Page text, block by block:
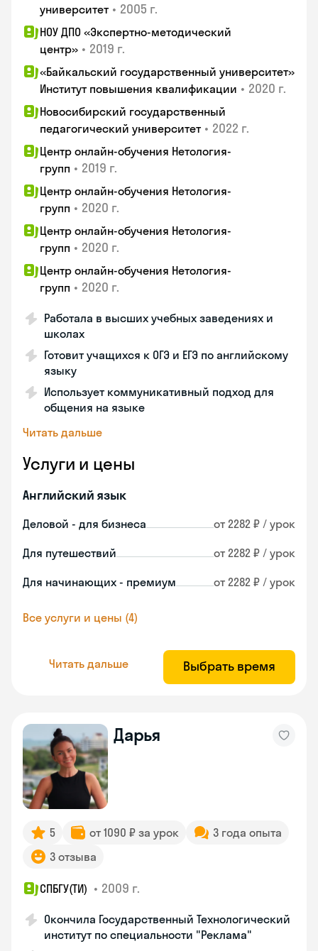
университет • 2005 г.
НОУ ДПО «Экспертно-методический
центр» • 2019 г.
«Байкальский государственный университет»
Институт повышения квалификации • 2020 г.
Новосибирский государственный
педагогический университет • 2022 г.
Центр онлайн-обучения Нетология-
групп • 2019 г.
Центр онлайн-обучения Нетология-
групп • 2020 г.
Центр онлайн-обучения Нетология-
групп • 2020 г.
Центр онлайн-обучения Нетология-
групп • 2020 г.
Работала в высших учебных заведениях и
школах
Готовит учащихся к ОГЭ и ЕГЭ по английскому
языку
Использует коммуникативный подход для
общения на языке
Читать дальше
Услуги и цены
Английский язык
Деловой - для бизнеса от 2282 ₽ / урок
Для путешествий от 2282 ₽ / урок
Для начинающих - премиум от 2282 ₽ / урок
Все услуги и цены (4)
Читать дальше Выбрать время
Дарья
5 от 1090 ₽ за урок
3 года опыта
3 отзыва
СПБГУ(ТИ) • 2009 г.
Окончила Государственный Технологический
институт по специальности "Реклама"